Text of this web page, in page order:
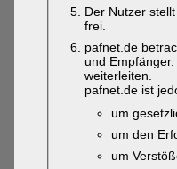
Der Nutzer
frei.
pafnet.de
und
weiterleiten.
pafnet.de ist
um
um den
um